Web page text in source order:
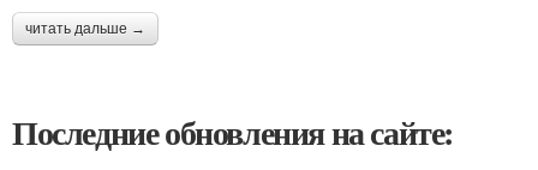
читать дальше →
Последние обновления на сайте: